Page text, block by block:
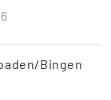
Bingen